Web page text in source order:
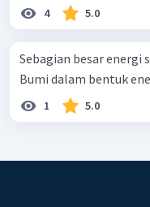
4 5.0
Sebagian besar energi
Bumi dalam bentuk
1 5.0